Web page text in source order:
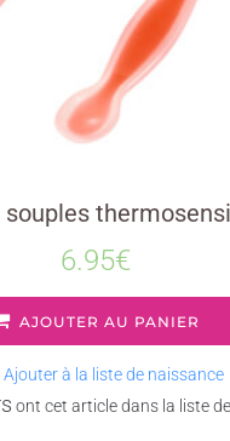
souples
6.95€
AJOUTER AU PANIER
Ajouter à la liste de naissance
ont cet article dans la liste